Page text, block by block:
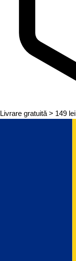
Livrare gratuită > 149 lei